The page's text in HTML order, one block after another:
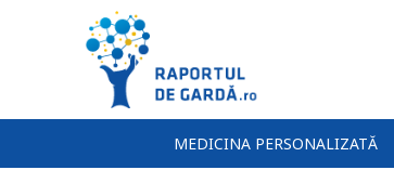
MEDICINA PERSONALIZATĂ